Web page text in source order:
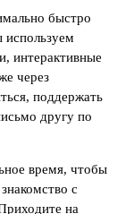
быстро
используем
интерактивные
через
поддержать
другу по
время, чтобы
с
на